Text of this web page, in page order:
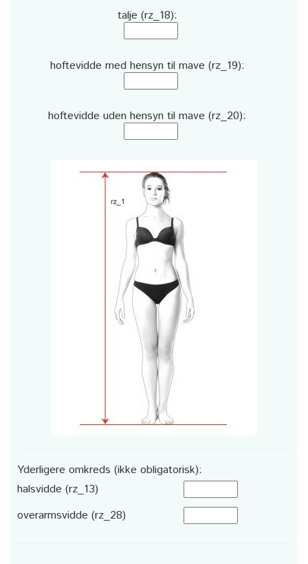
talje (rz_18):
hoftevidde med hensyn til mave (rz_19):
hoftevidde uden hensyn til mave (rz_20):
Yderligere omkreds (ikke obligatorisk):
halsvidde (rz_13)
overarmsvidde (rz_28)